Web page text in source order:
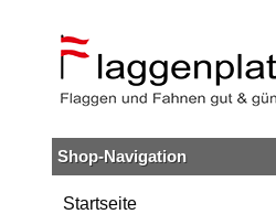
Hauptinhalt
springen
Suche
Zur
Navigation
springen
Shop-Navigation
Startseite